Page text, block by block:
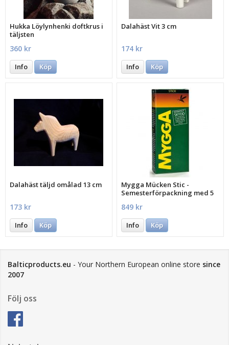
Hukka Löylynhenki doftkrus i
täljsten
360 kr
Info Köp
Dalahäst Vit 3 cm
174 kr
Info Köp
Dalahäst täljd omålad 13 cm
173 kr
Info Köp
Mygga Mücken Stic -
Semesterförpackning med 5
849 kr
Info Köp
Balticproducts.eu - Your Northern European online store since
2007
Följ oss